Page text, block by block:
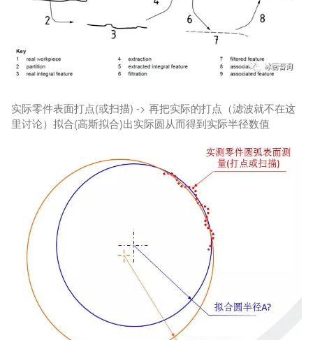
实际零件表面打点(或扫描) -> 再把实际的打点（滤波就不在这
里讨论）拟合(高斯拟合)出实际圆从而得到实际半径数值